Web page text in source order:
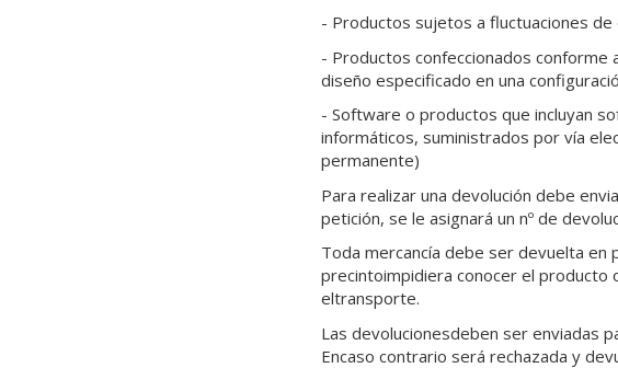
- Productos sujetos a fluctuaciones
- Productos confeccionados conforme
diseño especificado en una
- Software o productos que incluyan
informáticos, suministrados por vía
permanente)
Para realizar una devolución debe
petición, se le asignará un nº de
Toda mercancía debe ser devuelta
precintoimpidiera conocer el producto
eltransporte.
Las devolucionesdeben ser enviadas
Encaso contrario será rechazada y